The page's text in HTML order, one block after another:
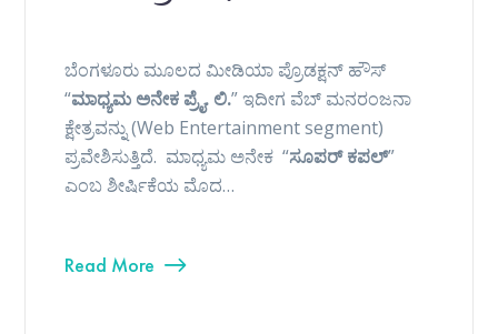
ಬೆಂಗಳೂರು ಮೂಲದ ಮೀಡಿಯಾ ಪ್ರೊಡಕ್ಷನ್ ಹೌಸ್
“ಮಾಧ್ಯಮ ಅನೇಕ ಪ್ರೈ. ಲಿ.” ಇದೀಗ ವೆಬ್ ಮನರಂಜನಾ
ಕ್ಷೇತ್ರವನ್ನು (Web Entertainment segment)
ಪ್ರವೇಶಿಸುತ್ತಿದೆ. ಮಾಧ್ಯಮ ಅನೇಕ “ಸೂಪರ್ ಕಪಲ್”
ಎಂಬ ಶೀರ್ಷಿಕೆಯ ಮೊದ…
Read More